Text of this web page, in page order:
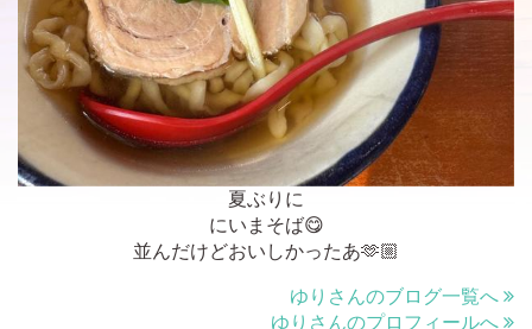
夏ぶりに
にいまそば😋
並んだけどおいしかったあ🫶🏼
ゆりさんのブログ一覧へ
ゆりさんのプロフィールへ